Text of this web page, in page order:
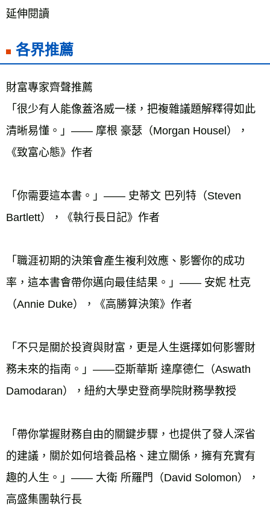
延伸閱讀
各界推薦
財富專家齊聲推薦
「很少有人能像蓋洛威一樣，把複雜議題解釋得如此
清晰易懂。」—— 摩根 豪瑟（Morgan Housel），
《致富心態》作者
「你需要這本書。」—— 史蒂文 巴列特（Steven
Bartlett），《執行長日記》作者
「職涯初期的決策會產生複利效應、影響你的成功
率，這本書會帶你邁向最佳結果。」—— 安妮 杜克
（Annie Duke），《高勝算決策》作者
「不只是關於投資與財富，更是人生選擇如何影響財
務未來的指南。」——亞斯華斯 達摩德仁（Aswath
Damodaran），紐約大學史登商學院財務學教授
「帶你掌握財務自由的關鍵步驟，也提供了發人深省
的建議，關於如何培養品格、建立關係，擁有充實有
趣的人生。」—— 大衛 所羅門（David Solomon），
高盛集團執行長